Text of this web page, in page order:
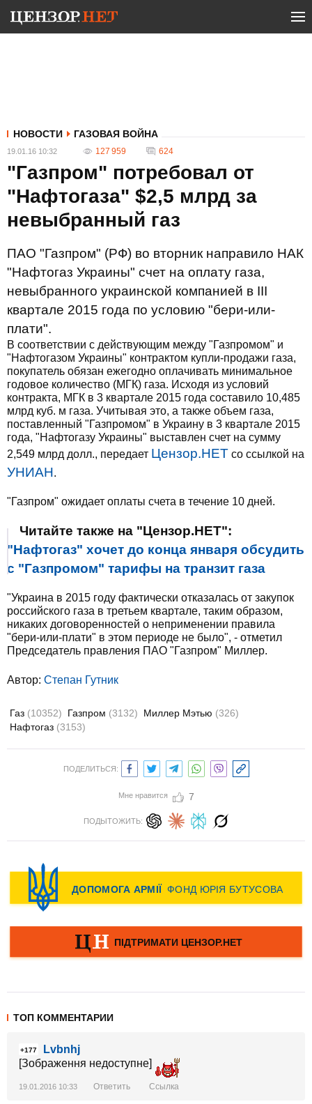
НОВОСТИ ГАЗОВАЯ ВОЙНА
19.01.16 10:32 127 959 624
"Газпром" потребовал от
"Нафтогаза" $2,5 млрд за
невыбранный газ
ПАО "Газпром" (РФ) во вторник направило НАК
"Нафтогаз Украины" счет на оплату газа,
невыбранного украинской компанией в III
квартале 2015 года по условию "бери-или-
плати".
В соответствии с действующим между "Газпромом" и
"Нафтогазом Украины" контрактом купли-продажи газа,
покупатель обязан ежегодно оплачивать минимальное
годовое количество (МГК) газа. Исходя из условий
контракта, МГК в 3 квартале 2015 года составило 10,485
млрд куб. м газа. Учитывая это, а также объем газа,
поставленный "Газпромом" в Украину в 3 квартале 2015
года, "Нафтогазу Украины" выставлен счет на сумму
2,549 млрд долл., передает Цензор.НЕТ со ссылкой на
УНИАН.
"Газпром" ожидает оплаты счета в течение 10 дней.
Читайте также на "Цензор.НЕТ":
"Нафтогаз" хочет до конца января обсудить
с "Газпромом" тарифы на транзит газа
"Украина в 2015 году фактически отказалась от закупок
российского газа в третьем квартале, таким образом,
никаких договоренностей о неприменении правила
"бери-или-плати" в этом периоде не было", - отметил
Председатель правления ПАО "Газпром" Миллер.
Автор: Степан Гутник
Газ (10352) Газпром (3132) Миллер Мэтью (326)
Нафтогаз (3153)
ПОДЕЛИТЬСЯ:
Мне нравится 7
ПОДЫТОЖИТЬ:
ТОП КОММЕНТАРИИ
+177
Lvbnhj
[Зображення недоступне]
19.01.2016 10:33 Ответить Ссылка